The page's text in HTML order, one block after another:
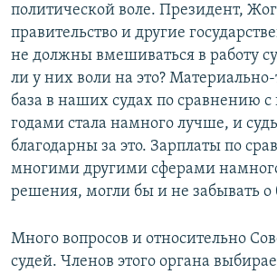
политической воле. Президент,
правительство и другие
не должны вмешиваться в работу
ли у них воли на это?
база в наших судах по сравнению
годами стала намного лучше, и
благодарны за это. Зарплаты по
многими другими сферами
решения, могли бы и не забывать о
Много вопросов и относительно
судей. Членов этого органа